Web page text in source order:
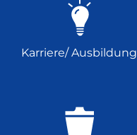
Karriere/ Ausbildung